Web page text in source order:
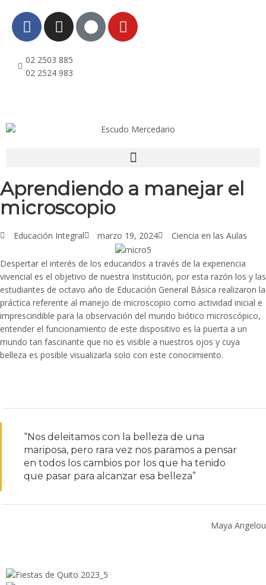
02 2503 885
02 2524 983
Aprendiendo a manejar el
microscopio
Educación Integral marzo 19, 2024 Ciencia en las Aulas
Despertar el interés de los educandos a través de la experiencia
vivencial es el objetivo de nuestra Institución, por esta razón los y las
estudiantes de octavo año de Educación General Básica realizaron la
práctica referente al manejo de microscopio como actividad inicial e
imprescindible para la observación del mundo biótico microscópico,
entender el funcionamiento de este dispositivo es la puerta a un
mundo tan fascinante que no es visible a nuestros ojos y cuya
belleza es posible visualizarla solo con este conocimiento.
“Nos deleitamos con la belleza de una
mariposa, pero rara vez nos paramos a pensar
en todos los cambios por los que ha tenido
que pasar para alcanzar esa belleza”
Maya Angelou